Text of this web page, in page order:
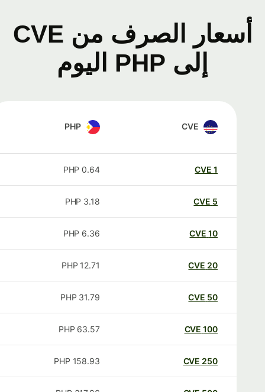
أسعار الصرف من CVE
إلى PHP اليوم
CVE
PHP
CVE
0.64
PHP
CVE
3.18
PHP
CVE
6.36
PHP
20
CVE
12.71
PHP
50
CVE
31.79
PHP
100
CVE
63.57
PHP
250
CVE
158.93
PHP